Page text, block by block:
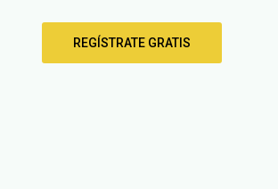
REGÍSTRATE GRATIS